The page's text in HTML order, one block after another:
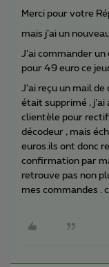
Merci pour votre
mais j’ai un
J’ai commander
pour 49 euro ce
J’ai reçu un mail
était supprimé ,
clientèle pour
décodeur , mais
euros.ils ont donc
confirmation par
retrouve pas non
mes commandes .